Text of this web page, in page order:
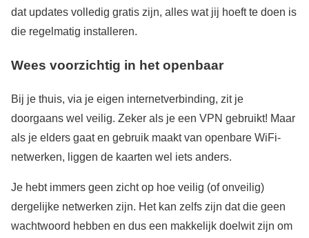
dat updates volledig gratis zijn, alles wat jij hoeft te doen is
die regelmatig installeren.
Wees voorzichtig in het openbaar
Bij je thuis, via je eigen internetverbinding, zit je
doorgaans wel veilig. Zeker als je een VPN gebruikt! Maar
als je elders gaat en gebruik maakt van openbare WiFi-
netwerken, liggen de kaarten wel iets anders.
Je hebt immers geen zicht op hoe veilig (of onveilig)
dergelijke netwerken zijn. Het kan zelfs zijn dat die geen
wachtwoord hebben en dus een makkelijk doelwit zijn om